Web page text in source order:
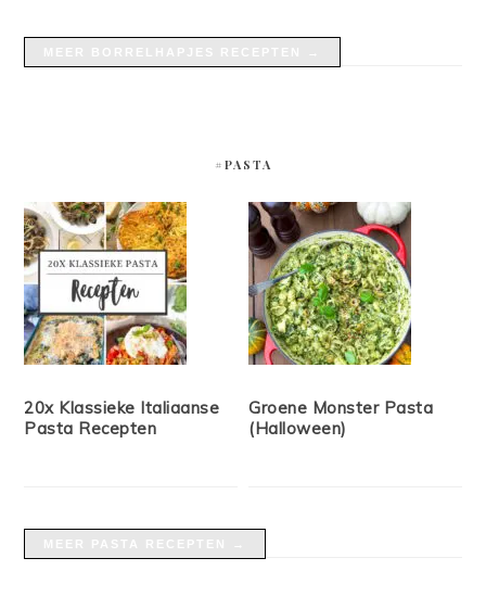
#PASTA
20x Klassieke Italiaanse
Pasta Recepten
Groene Monster Pasta
(Halloween)